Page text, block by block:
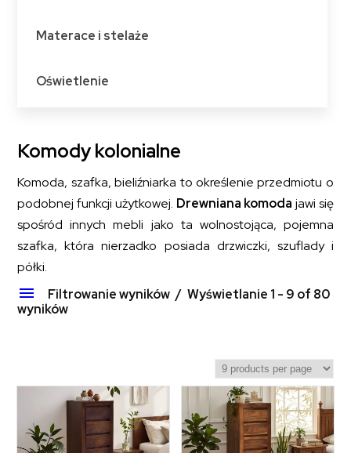
Materace i stelaże
Oświetlenie
Komody kolonialne
Komoda, szafka, bieliźniarka to określenie przedmiotu o
podobnej funkcji użytkowej. Drewniana komoda jawi się
spośród innych mebli jako ta wolnostojąca, pojemna
szafka, która nierzadko posiada drzwiczki, szuflady i
półki.
Filtrowanie wyników
Wyświetlanie 1 - 9 of 80
wyników